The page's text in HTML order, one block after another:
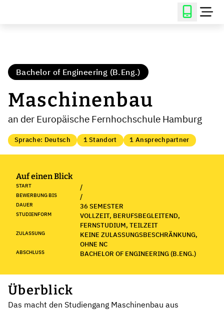
Bachelor of Engineering (B.Eng.)
Maschinenbau
an der Europäische Fernhochschule Hamburg
Sprache: Deutsch 1 Standort 1 Ansprechpartner
Auf einen Blick
START /
BEWERBUNG BIS /
DAUER 36 SEMESTER
STUDIENFORM
VOLLZEIT, BERUFSBEGLEITEND,
FERNSTUDIUM, TEILZEIT
ZULASSUNG
KEINE ZULASSUNGSBESCHRÄNKUNG,
OHNE NC
ABSCHLUSS BACHELOR OF ENGINEERING (B.ENG.)
Überblick
Das macht den Studiengang Maschinenbau aus